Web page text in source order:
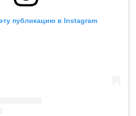
публикацию в Instagram